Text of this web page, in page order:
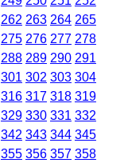
262 263 264 265
275 276 277 278
288 289 290 291
301 302 303 304
316 317 318 319
329 330 331 332
342 343 344 345
355 356 357 358